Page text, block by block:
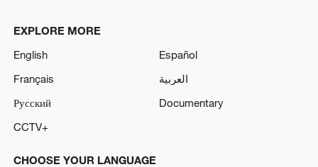
EXPLORE MORE
English
Español
Français
العربية
Русский
Documentary
CCTV+
CHOOSE YOUR LANGUAGE